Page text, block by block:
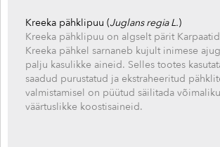
Kreeka pähklipuu (Juglans regia L.)
Kreeka pähklipuu on algselt pärit
Kreeka pähkel sarnaneb kujult inimese
palju kasulikke aineid. Selles tootes
saadud purustatud ja ekstraheeritud
valmistamisel on püütud säilitada
väärtuslikke koostisaineid.